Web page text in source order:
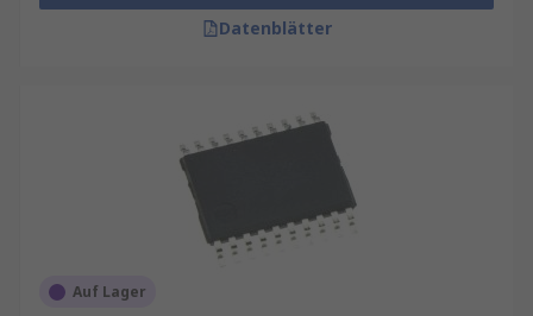
Datenblätter
Auf Lager